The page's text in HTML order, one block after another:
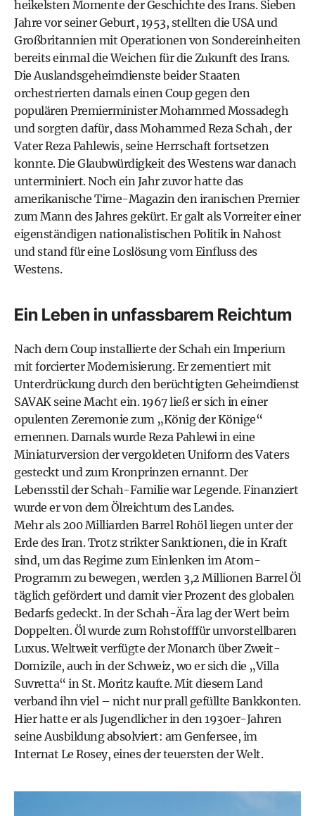
heikelsten Momente der Geschichte des Irans. Sieben
Jahre vor seiner Geburt, 1953, stellten die USA und
Großbritannien mit Operationen von Sondereinheiten
bereits einmal die Weichen für die Zukunft des Irans.
Die Auslandsgeheimdienste beider Staaten
orchestrierten damals einen Coup gegen den
populären Premierminister Mohammed Mossadegh
und sorgten dafür, dass Mohammed Reza Schah, der
Vater Reza Pahlewis, seine Herrschaft fortsetzen
konnte. Die Glaubwürdigkeit des Westens war danach
unterminiert. Noch ein Jahr zuvor hatte das
amerikanische Time-Magazin den iranischen Premier
zum Mann des Jahres gekürt. Er galt als Vorreiter einer
eigenständigen nationalistischen Politik in Nahost
und stand für eine Loslösung vom Einfluss des
Westens.
Ein Leben in unfassbarem Reichtum
Nach dem Coup installierte der Schah ein Imperium
mit forcierter Modernisierung. Er zementiert mit
Unterdrückung durch den berüchtigten Geheimdienst
SAVAK seine Macht ein. 1967 ließ er sich in einer
opulenten Zeremonie zum „König der Könige“
ernennen. Damals wurde Reza Pahlewi in eine
Miniaturversion der vergoldeten Uniform des Vaters
gesteckt und zum Kronprinzen ernannt. Der
Lebensstil der Schah-Familie war Legende. Finanziert
wurde er von dem Ölreichtum des Landes.
Mehr als 200 Milliarden Barrel Rohöl liegen unter der
Erde des Iran. Trotz strikter Sanktionen, die in Kraft
sind, um das Regime zum Einlenken im Atom-
Programm zu bewegen, werden 3,2 Millionen Barrel Öl
täglich gefördert und damit vier Prozent des globalen
Bedarfs gedeckt. In der Schah-Ära lag der Wert beim
Doppelten. Öl wurde zum Rohstofffür unvorstellbaren
Luxus. Weltweit verfügte der Monarch über Zweit-
Domizile, auch in der Schweiz, wo er sich die „Villa
Suvretta“ in St. Moritz kaufte. Mit diesem Land
verband ihn viel – nicht nur prall gefüllte Bankkonten.
Hier hatte er als Jugendlicher in den 1930er-Jahren
seine Ausbildung absolviert: am Genfersee, im
Internat Le Rosey, eines der teuersten der Welt.